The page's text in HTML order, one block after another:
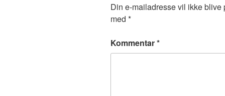
Din e-mailadresse vil ikke blive
med *
Kommentar*